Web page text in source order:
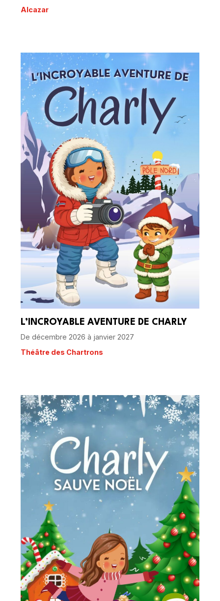
Alcazar
L’INCROYABLE AVENTURE DE CHARLY
De décembre 2026 à janvier 2027
Théâtre des Chartrons